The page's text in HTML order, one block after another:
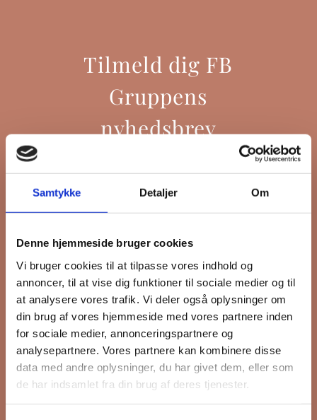
Samtykke Detaljer Om
Denne hjemmeside bruger cookies
Vi bruger cookies til at tilpasse vores indhold og
annoncer, til at vise dig funktioner til sociale medier og til
at analysere vores trafik. Vi deler også oplysninger om
din brug af vores hjemmeside med vores partnere inden
for sociale medier, annonceringspartnere og
analysepartnere. Vores partnere kan kombinere disse
data med andre oplysninger, du har givet dem, eller som
de har indsamlet fra din brug af deres tjenester.
Tilmeld dig FB
Gruppens
nyhedsbrev
Hold dig opdateret på hvad der sker
på Grønttorvet. I vores nyhedsbrev
VIP Åbent Hus, når vi sætter nye
boliger til salg eller udlejning, så du
kan komme først i køen.
* påkrævet
Fornavn
Efternavn